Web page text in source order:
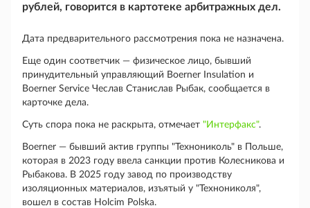
рублей, говорится в картотеке арбитражных дел.
Дата предварительного рассмотрения пока не назначена.
Еще один соответчик — физическое лицо, бывший
принудительный управляющий Boerner Insulation и
Boerner Service Чеслав Станислав Рыбак, сообщается в
карточке дела.
Суть спора пока не раскрыта, отмечает "Интерфакс".
Boerner — бывший актив группы "Технониколь" в Польше,
которая в 2023 году ввела санкции против Колесникова и
Рыбакова. В 2025 году завод по производству
изоляционных материалов, изъятый у "Технониколя",
вошел в состав Holcim Polska.